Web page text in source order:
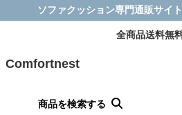
ソファクッション専門通販サイ
全商品送料無
Comfortnest
商品を検索する